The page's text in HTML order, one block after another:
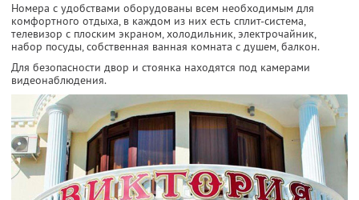
Номера с удобствами оборудованы всем необходимым для
комфортного отдыха, в каждом из них есть сплит-система,
телевизор с плоским экраном, холодильник, электрочайник,
набор посуды, собственная ванная комната с душем, балкон.
Для безопасности двор и стоянка находятся под камерами
видеонаблюдения.